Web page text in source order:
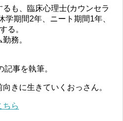
も、臨床心理士(カウンセラ
学期間2年、ニート期間1年、
る。
務。
事を執筆。
きに生きていくおっさん。
ちら